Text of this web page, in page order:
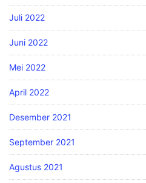
Juli 2022
Juni 2022
Mei 2022
April 2022
Desember 2021
September 2021
Agustus 2021